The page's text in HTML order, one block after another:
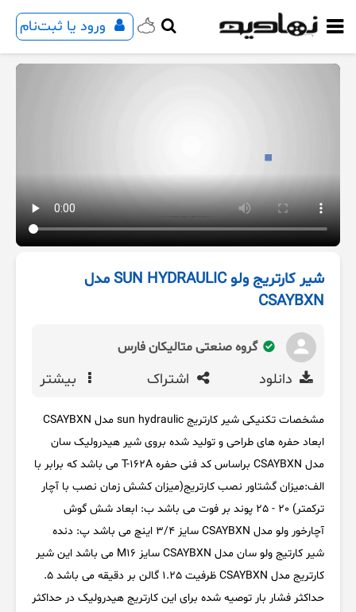
ورود یا ثبت‌نام
شیر کارتریج ولو SUN HYDRAULIC مدل
CSAYBXN
گروه صنعتی متالیکان فارس
دانلود اشتراک بیشتر
مشخصات تکنیکی شیر کارتریج sun hydraulic مدل CSAYBXN
ابعاد حفره های طراحی و تولید شده بروی شیر هیدرولیک سان
مدل CSAYBXN براساس کد فنی حفره T-162A می باشد که برابر با
الف:میزان گشتاور نصب کارتریج(میزان کشش زمان نصب با آچار
ترکمتر) 20 - 25 پوند بر فوت می باشد ب: ابعاد شش گوش
آچارخور ولو مدل CSAYBXN سایز 3/4 اینچ می باشد پ: دنده
شیر کارتیج ولو سان مدل CSAYBXN سایز M16 می باشد این شیر
کارتریج مدل CSAYBXN ظرفیت 1.25 گالن بر دقیقه می باشد 5.
حداکثر فشار بار توصیه شده برای این کارتریج هیدرولیک در حداکثر